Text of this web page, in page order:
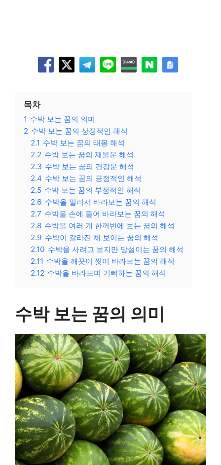
목차
1 수박 보는 꿈의 의미
2 수박 보는 꿈의 상징적인 해석
2.1 수박 보는 꿈의 태몽 해석
2.2 수박 보는 꿈의 재물운 해석
2.3 수박 보는 꿈의 건강운 해석
2.4 수박 보는 꿈의 긍정적인 해석
2.5 수박 보는 꿈의 부정적인 해석
2.6 수박을 멀리서 바라보는 꿈의 해석
2.7 수박을 손에 들어 바라보는 꿈의 해석
2.8 수박을 여러 개 한꺼번에 보는 꿈의 해석
2.9 수박이 갈라진 채 보이는 꿈의 해석
2.10 수박을 사려고 보지만 망설이는 꿈의 해석
2.11 수박을 깨끗이 씻어 바라보는 꿈의 해석
2.12 수박을 바라보며 기뻐하는 꿈의 해석
수박 보는 꿈의 의미